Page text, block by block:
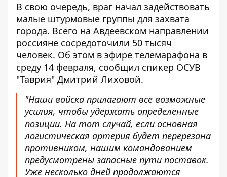
В свою очередь, враг начал задействовать
малые штурмовые группы для захвата
города. Всего на Авдеевском направлении
россияне сосредоточили 50 тысяч
человек. Об этом в эфире телемарафона в
среду 14 февраля, сообщил спикер ОСУВ
"Таврия" Дмитрий Лиховой.
"Наши войска прилагают все возможные
усилия, чтобы удержать определенные
позиции. На тот случай, если основная
логистическая артерия будет перерезана
противником, нашим командованием
предусмотрены запасные пути поставок.
Уже несколько дней продолжаются